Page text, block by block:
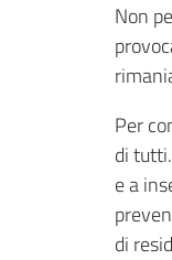
Non
Per
di
e a
di